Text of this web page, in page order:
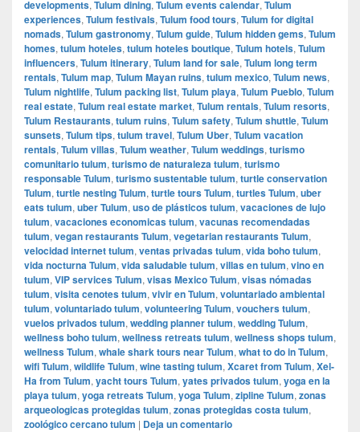
developments, Tulum dining, Tulum events calendar, Tulum
experiences, Tulum festivals, Tulum food tours, Tulum for digital
nomads, Tulum gastronomy, Tulum guide, Tulum hidden gems, Tulum
homes, tulum hoteles, tulum hoteles boutique, Tulum hotels, Tulum
influencers, Tulum itinerary, Tulum land for sale, Tulum long term
rentals, Tulum map, Tulum Mayan ruins, tulum mexico, Tulum news,
Tulum nightlife, Tulum packing list, Tulum playa, Tulum Pueblo, Tulum
real estate, Tulum real estate market, Tulum rentals, Tulum resorts,
Tulum Restaurants, tulum ruins, Tulum safety, Tulum shuttle, Tulum
sunsets, Tulum tips, tulum travel, Tulum Uber, Tulum vacation
rentals, Tulum villas, Tulum weather, Tulum weddings, turismo
comunitario tulum, turismo de naturaleza tulum, turismo
responsable Tulum, turismo sustentable tulum, turtle conservation
Tulum, turtle nesting Tulum, turtle tours Tulum, turtles Tulum, uber
eats tulum, uber Tulum, uso de plásticos tulum, vacaciones de lujo
tulum, vacaciones economicas tulum, vacunas recomendadas
tulum, vegan restaurants Tulum, vegetarian restaurants Tulum,
velocidad internet tulum, ventas privadas tulum, vida boho tulum,
vida nocturna Tulum, vida saludable tulum, villas en tulum, vino en
tulum, VIP services Tulum, visas Mexico Tulum, visas nómadas
tulum, visita cenotes tulum, vivir en Tulum, voluntariado ambiental
tulum, voluntariado tulum, volunteering Tulum, vouchers tulum,
vuelos privados tulum, wedding planner tulum, wedding Tulum,
wellness boho tulum, wellness retreats tulum, wellness shops tulum,
wellness Tulum, whale shark tours near Tulum, what to do in Tulum,
wifi Tulum, wildlife Tulum, wine tasting tulum, Xcaret from Tulum, Xel-
Ha from Tulum, yacht tours Tulum, yates privados tulum, yoga en la
playa tulum, yoga retreats Tulum, yoga Tulum, zipline Tulum, zonas
arqueologicas protegidas tulum, zonas protegidas costa tulum,
zoológico cercano tulum | Deja un comentario